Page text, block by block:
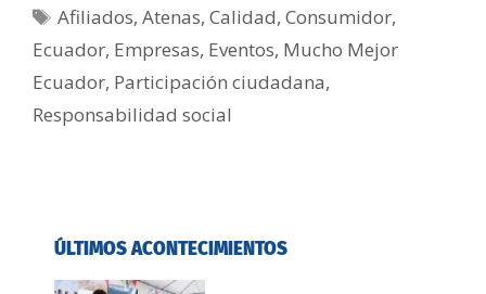
Afiliados,Atenas,Calidad,Consumidor,
Ecuador, Empresas, Eventos, Mucho Mejor
Ecuador, Participación ciudadana,
Responsabilidad social
ÚLTIMOS ACONTECIMIENTOS